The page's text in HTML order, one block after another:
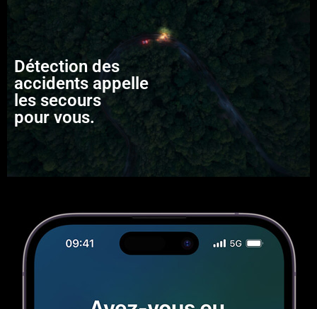
Détection des
accidents appelle
les secours
pour vous.